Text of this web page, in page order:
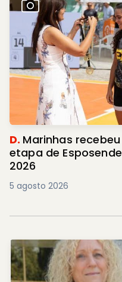
D. Marinhas
etapa de
2026
5 agosto 2026